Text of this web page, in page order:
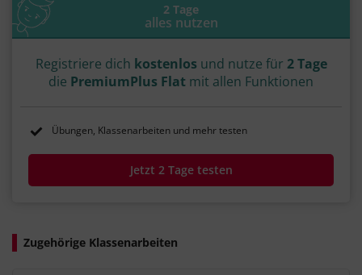
2 Tage
alles nutzen
Registriere dich kostenlos und nutze für 2 Tage
die PremiumPlus Flat mit allen Funktionen
Übungen, Klassenarbeiten und mehr testen
Jetzt 2 Tage testen
Zugehörige Klassenarbeiten